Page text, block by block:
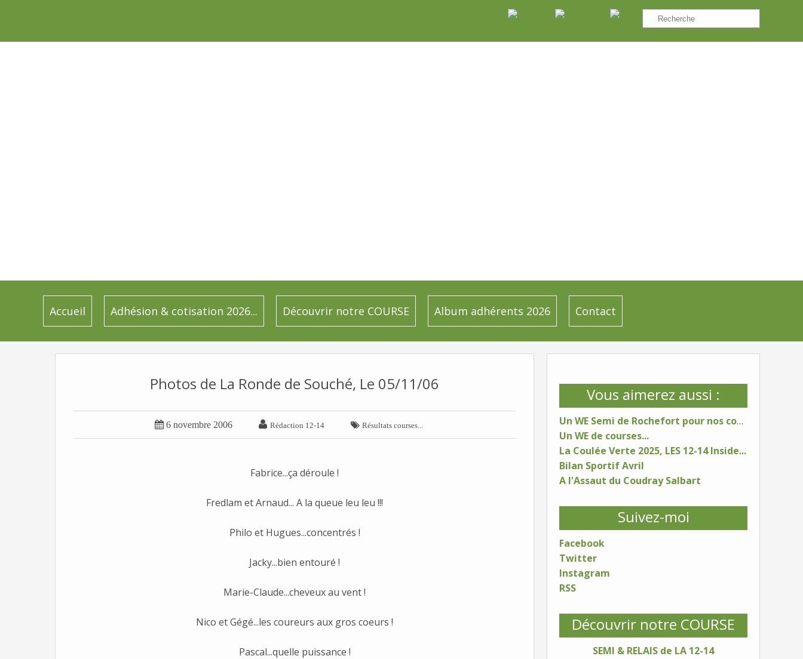
Accueil Adhésion & cotisation 2026... Découvrir notre COURSE Album adhérents 2026 Contact
Vous aimerez aussi :
Un WE Semi de Rochefort pour nos coureurs
Un WE de courses...
La Coulée Verte 2025, LES 12-14 Inside...
Bilan Sportif Avril
A l'Assaut du Coudray Salbart
Suivez-moi
Facebook
Twitter
Instagram
RSS
Découvrir notre COURSE
SEMI & RELAIS de LA 12-14
Photos de La Ronde de Souché, Le 05/11/06
 6 novembre 2006  Rédaction 12-14  Résultats courses...
Fabrice...ça déroule !
Fredlam et Arnaud... A la queue leu leu !!!
Philo et Hugues...concentrés !
Jacky...bien entouré !
Marie-Claude...cheveux au vent !
Nico et Gégé...les coureurs aux gros coeurs !
Pascal...quelle puissance !